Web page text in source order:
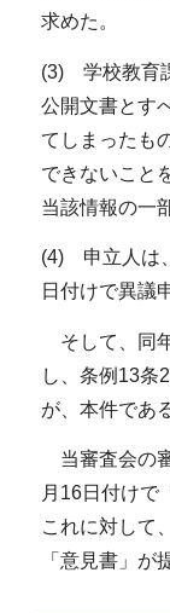
求めた。
(3) 学校教育
公開文書とす
てしまったも
できないこと
当該情報の一
(4) 申立人は
日付けで異議
そして、同
し、条例13条
が、本件であ
当審査会の
月16日付けで
これに対して
「意見書」が